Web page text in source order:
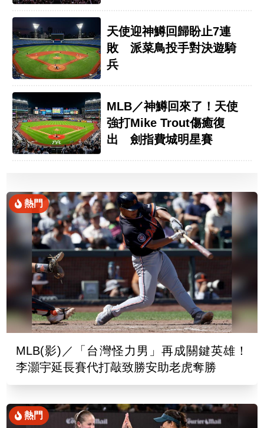
天使迎神鱒回歸盼止7連
敗 派菜鳥投手對決遊騎
兵
MLB／神鱒回來了！天使
強打Mike Trout傷癒復
出 劍指費城明星賽
熱門
MLB(影)／「台灣怪力男」再成關鍵英雄！
李灝宇延長賽代打敲致勝安助老虎奪勝
熱門